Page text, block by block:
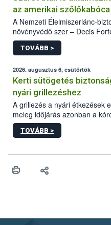
az amerikai
A Nemzeti Élelmiszerlánc-
növényvédő szer – Decis
engedélyokiratát módosította,
egészen a vesszőérettség
érésű szőlőkben is legyen
védekezésre. Az Oroganic
felhasználók számára is
engedélyezett.
TOVÁBB >
2026. augusztus 6, csütörtök
Kerti sütögetés
nyári grillezéshez
A grillezés a nyári étkezések
meleg időjárás azonban a
gyorsabb szaporodásának is
ezért nem csupán a
higiéniai szabályok
biztonsági Hivatal (Nébih)
TOVÁBB >